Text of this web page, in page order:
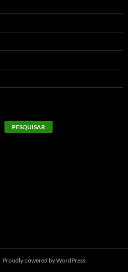
PESQUISAR
Proudly powered by WordPress